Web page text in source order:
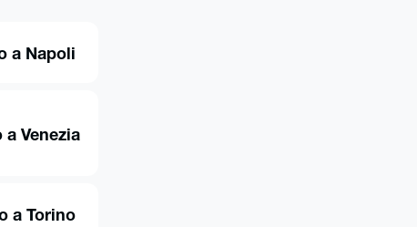
a Napoli
a Venezia
a Torino